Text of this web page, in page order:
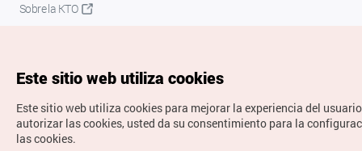
Sobre la KTO
Este sitio web utiliza cookies
Este sitio web utiliza cookies para mejorar la experiencia del
autorizar las cookies, usted da su consentimiento para la
las cookies.